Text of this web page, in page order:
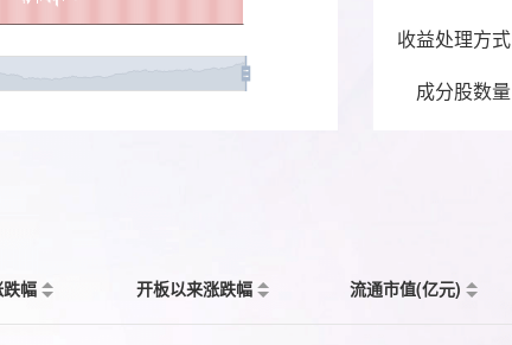
收益处理方式
成分股数量
幅 开板以来涨跌幅 流通市值(亿元)